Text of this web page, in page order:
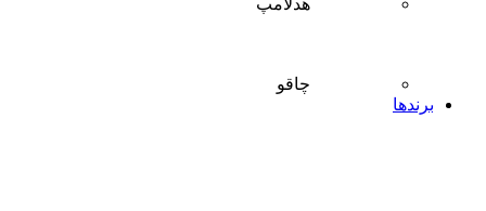
هدلامپ
چاقو
برندها